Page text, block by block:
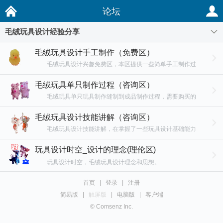
论坛
毛绒玩具设计经验分享
毛绒玩具设计手工制作（免费区）
毛绒玩具设计兴趣免费区，本区提供一些简单手工制作过
程，适合兴趣爱好利用家里现有条件做一些简单工艺美化生活
调节心情，打发多余时间充实自己。
毛绒玩具单只制作过程（咨询区）
毛绒玩具单只玩具制作缝制到成品制作过程，需要购买的
可以点相关连接到陶宝店里拍单付款，购买前请具体查看陶宝
店说明和介绍。
毛绒玩具设计技能讲解（咨询区）
毛绒玩具设计技能讲解，在掌握了一些玩具设计基础能力
上，为了提升更高一层次，这里可以学习到相关技能技巧方
法。本区为收费区。
玩具设计时空_设计的理念(理伦区)
玩具设计时空，毛绒玩具设计理念和思想。
首页 登录
注册
简易版
触屏版 电脑版
客户端
© Comsenz Inc.